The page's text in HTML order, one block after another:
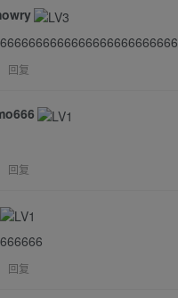
回复
回复
回复